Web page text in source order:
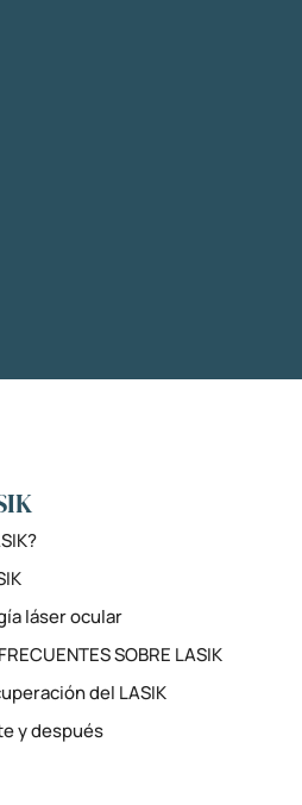
láser ocular
SOBRE LASIK
del LASIK
y después